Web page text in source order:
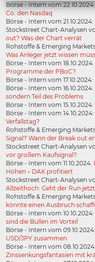
Börse - Intern vom 22.10.2024:
Co. den Nasdaq
Börse - Intern vom 21.10.2024:
Stockstreet Chart-Analysen
out? Was der Chart verrät
Rohstoffe & Emerging
Was Anleger jetzt wissen
Börse - Intern vom 18.10.2024:
Programme der PBoC?
Börse - Intern vom 17.10.2024:
Börse - Intern vom 16.10.2024:
sondern Teil des Problems
Börse - Intern vom 15.10.2024:
Börse - Intern vom 14.10.2024:
Verfallstag?
Rohstoffe & Emerging
Signal? Wann der Break out
Stockstreet Chart-Analysen
vor großem Kaufsignal?
Börse - Intern vom 11.10.2024:
Höhen – DAX profitiert
Stockstreet Chart-Analysen
Allzeithoch: Geht der Run
Rohstoffe & Emerging Markets
könnte einen Ausbruch
Börse - Intern vom 10.10.2024:
sind die Bullen im Vorteil
Börse - Intern vom 09.10.2024:
USD/JPY zusammen
Börse - Intern vom 08.10.2024:
Zinssenkungsfantasien mit